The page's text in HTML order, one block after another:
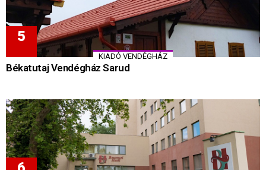
KIADÓ VENDÉGHÁZ
Békatutaj Vendégház Sarud